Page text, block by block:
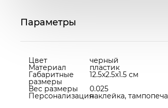
Параметры
Цвет черный
Материал пластик
Габаритные
размеры
12.5x2.5x1.5 см
Вес размеры
0.025
Персонализациянаклейка,